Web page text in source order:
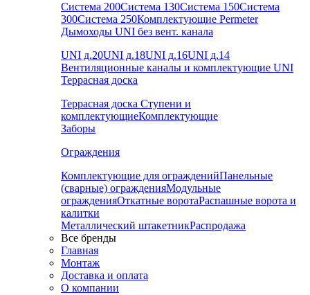
Система 200Система 130Система 150Система
300Система 250Комплектующие Permeter
Дымоходы UNI без вент. канала
UNI д.20UNI д.18UNI д.16UNI д.14
Вентиляционные каналы и комплектующие UNI
Террасная доска
Террасная доска Ступени и
комплектующиеКомплектующие
Заборы
Ограждения
Комплектующие для огражденийПанельные
(сварные) огражденияМодульные
огражденияОткатные воротаРаспашные ворота и
калитки
Металлический штакетникРаспродажа
Все бренды
Главная
Монтаж
Доставка и оплата
О компании